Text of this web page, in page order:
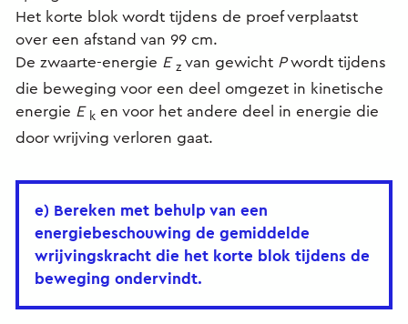
Het korte blok wordt tijdens de proef verplaatst
over een afstand van 99 cm.
De zwaarte-energie E z van gewicht Pwordt tijdens
die beweging voor een deel omgezet in kinetische
energie E k en voor het andere deel in energie die
door wrijving verloren gaat.
e) Bereken met behulp van een
energiebeschouwing de gemiddelde
wrijvingskracht die het korte blok tijdens de
beweging ondervindt.